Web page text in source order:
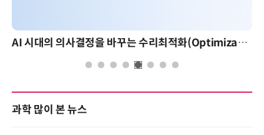
AI 시대의 의사결정을 바꾸는 수리최적화(Optimization): 실제 산업 적용 사례와 활용 전략 AI 핀옵
과학 많이 본 뉴스